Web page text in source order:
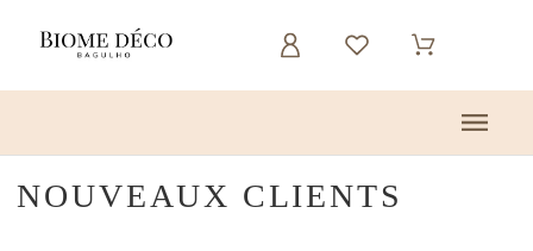
NOUVEAUX CLIENTS